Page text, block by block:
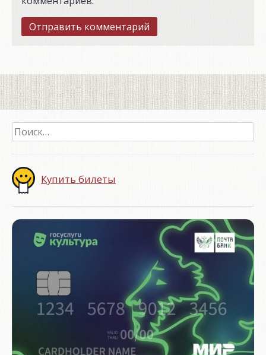
Найти:
Купить билеты